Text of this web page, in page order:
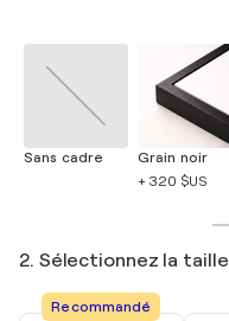
Sans cadre
Grain noir
+ 320 $US
2. Sélectionnez la taille
Recommandé